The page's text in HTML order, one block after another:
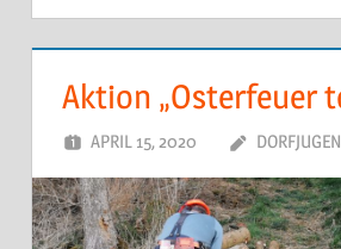
Aktion „Osterfeuer
APRIL 15, 2020